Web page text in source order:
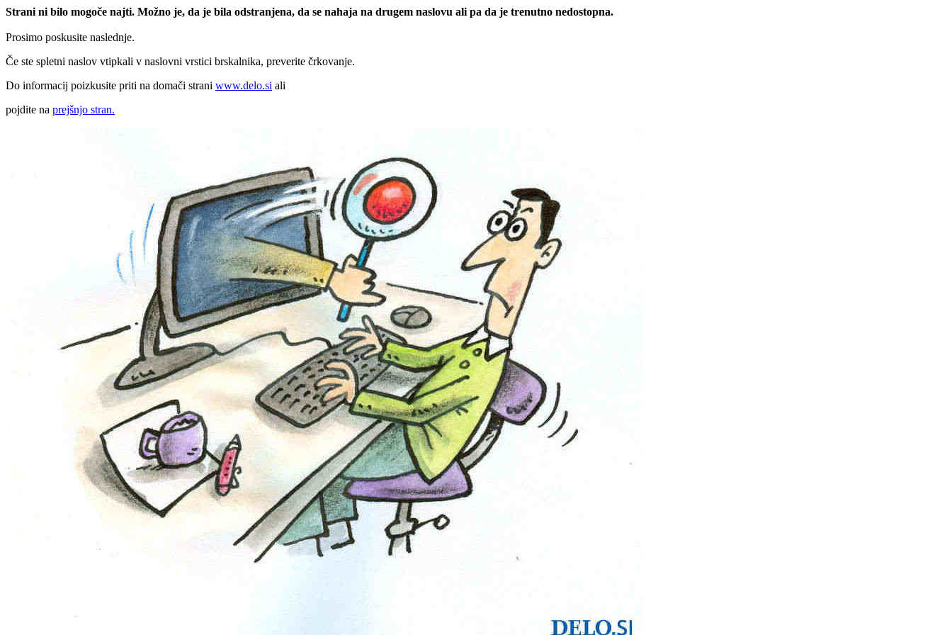
Strani ni bilo mogoče najti. Možno je, da je bila odstranjena, da se nahaja na drugem naslovu ali pa da je trenutno nedostopna.
Prosimo poskusite naslednje.
Če ste spletni naslov vtipkali v naslovni vrstici brskalnika, preverite črkovanje.
Do informacij poizkusite priti na domači strani www.delo.si ali
pojdite na prejšnjo stran.